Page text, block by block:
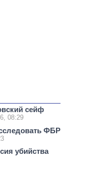
сейф
08:29
ФБР
убийства